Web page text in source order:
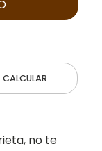
CALCULAR
no te